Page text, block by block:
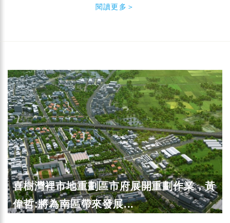
閱讀更多＞
喜樹灣裡市地重劃區市府展開重劃作業，黃
偉哲:將為南區帶來發展...